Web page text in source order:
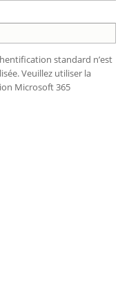
standard n’est
Veuillez utiliser la
Microsoft 365